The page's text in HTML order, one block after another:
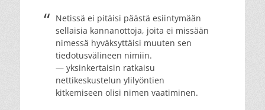
Netissä ei pitäisi päästä esiintymään
sellaisia kannanottoja, joita ei missään
nimessä hyväksyttäisi muuten sen
tiedotusvälineen nimiin.
— yksinkertaisin ratkaisu
nettikeskustelun ylilyöntien
kitkemiseen olisi nimen vaatiminen.